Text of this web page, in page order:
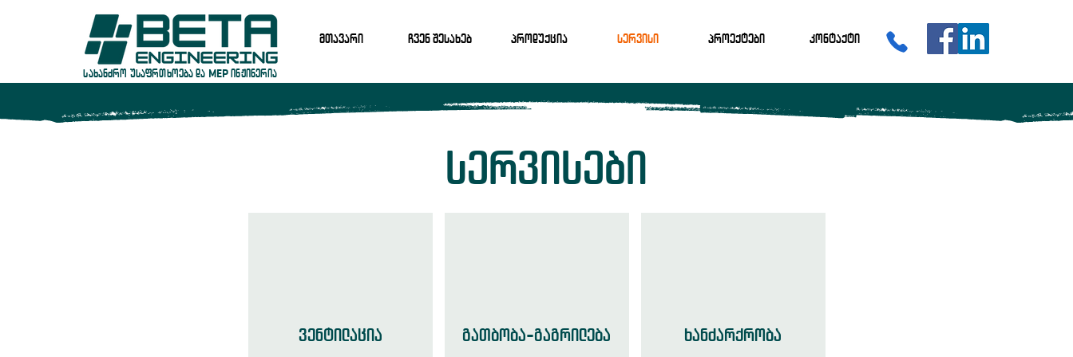
მთავარი ჩვენ შესახებ პროდუქცია სერვისი პროექტები კონტაქტი
სახანძრო უსაფრთხოება და MEP ინჟინერია
სერვისები
ვენტილაცია გათბობა-გაგრილება ხანძარქრობა